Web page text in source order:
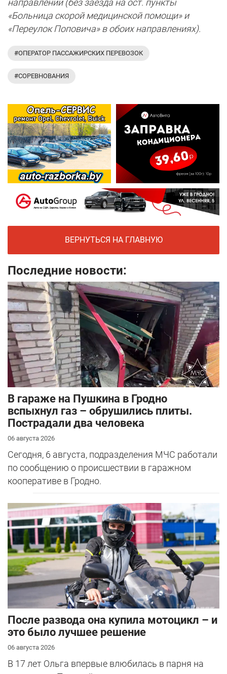
направлении (без заезда на ост. пункты
«Больница скорой медицинской помощи» и
«Переулок Поповича» в обоих направлениях).
#ОПЕРАТОР ПАССАЖИРСКИХ ПЕРЕВОЗОК
#СОРЕВНОВАНИЯ
ВЕРНУТЬСЯ НА ГЛАВНУЮ
Последние новости:
В гараже на Пушкина в Гродно
вспыхнул газ – обрушились плиты.
Пострадали два человека
06 августа 2026
Сегодня, 6 августа, подразделения МЧС работали
по сообщению о происшествии в гаражном
кооперативе в Гродно.
После развода она купила мотоцикл – и
это было лучшее решение
06 августа 2026
В 17 лет Ольга впервые влюбилась в парня на